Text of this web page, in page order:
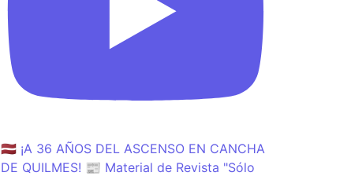
🇱🇻 ¡A 36 AÑOS DEL ASCENSO EN CANCHA
DE QUILMES! 📰 Material de Revista "Sólo